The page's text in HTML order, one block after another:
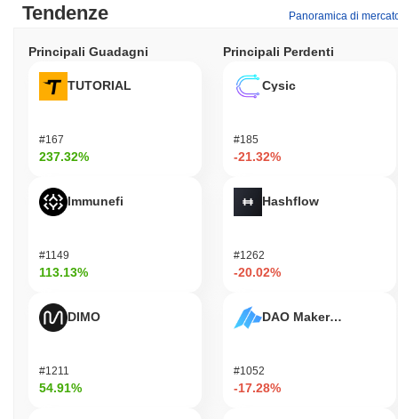
Tendenze Panoramica di
Principali Guadagni
TUTORIAL
#167
237.32%
Immunefi
#1149
113.13%
DIMO
#1211
54.91%
Principali Perdenti
Cysic
#185
-21.32%
Hashflow
#1262
-20.02%
DAO Maker Token
#1052
-17.28%